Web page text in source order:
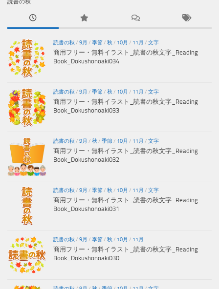
読書の秋 / 9月 / 季節/ 秋 / 10月 / 11月 / 文字
商用フリー・無料イラスト_読書の秋文字_Reading
Book_Dokushonoaki034
読書の秋 / 9月 / 季節/ 秋 / 10月 / 11月 / 文字
商用フリー・無料イラスト_読書の秋文字_Reading
Book_Dokushonoaki033
読書の秋 / 9月 / 秋 / 季節/ 10月 / 11月 / 文字
商用フリー・無料イラスト_読書の秋文字_Reading
Book_Dokushonoaki032
読書の秋 / 9月 / 季節/ 秋 / 10月 / 11月 / 文字
商用フリー・無料イラスト_読書の秋文字_Reading
Book_Dokushonoaki031
読書の秋 / 9月 / 季節/ 秋 / 10月 / 11月
商用フリー・無料イラスト_読書の秋文字_Reading
Book_Dokushonoaki030